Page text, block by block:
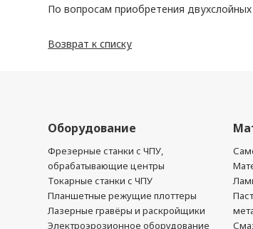
По вопросам приобретения
Возврат к списку
Оборудование
Фрезерные станки с ЧПУ,
обрабатывающие центры
Токарные станки с ЧПУ
Планшетные режущие плоттеры
Лазерные гравёры и раскройщики
Электроэрозионное оборудование